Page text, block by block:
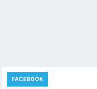
FACEBOOK